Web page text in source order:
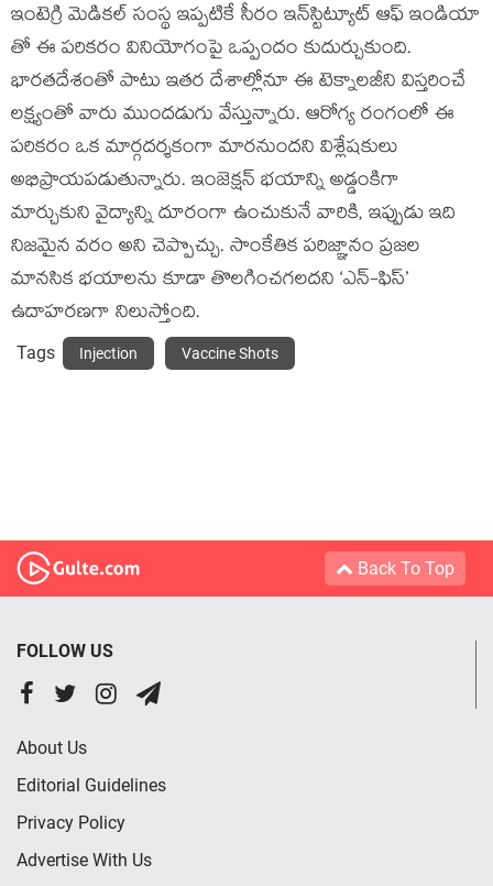
ఇంటెగ్రి మెడికల్ సంస్థ ఇప్పటికే సీరం ఇన్‌స్టిట్యూట్ ఆఫ్ ఇండియా
తో ఈ పరికరం వినియోగంపై ఒప్పందం కుదుర్చుకుంది.
భారతదేశంతో పాటు ఇతర దేశాల్లోనూ ఈ టెక్నాలజీని విస్తరించే
లక్ష్యంతో వారు ముందడుగు వేస్తున్నారు. ఆరోగ్య రంగంలో ఈ
పరికరం ఒక మార్గదర్శకంగా మారనుందని విశ్లేషకులు
అభిప్రాయపడుతున్నారు. ఇంజెక్షన్ భయాన్ని అడ్డంకిగా
మార్చుకుని వైద్యాన్ని దూరంగా ఉంచుకునే వారికి, ఇప్పుడు ఇది
నిజమైన వరం అని చెప్పొచ్చు. సాంకేతిక పరిజ్ఞానం ప్రజల
మానసిక భయాలను కూడా తొలగించగలదని ‘ఎన్-ఫిస్’
ఉదాహరణగా నిలుస్తోంది.
Tags Injection Vaccine Shots
Back To Top
FOLLOW US
About Us
Editorial Guidelines
Privacy Policy
Advertise With Us